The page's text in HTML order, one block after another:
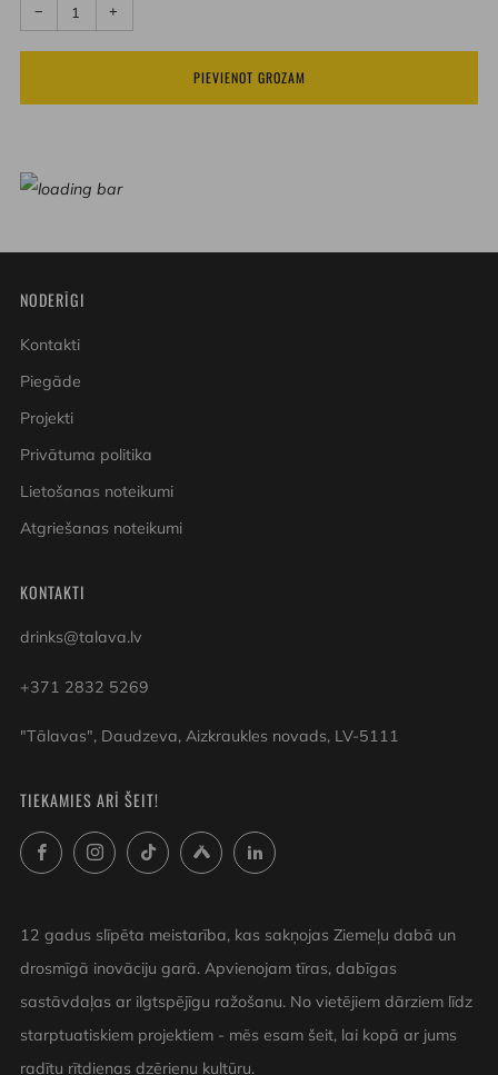
− Samazināt+
PIEVIENOT GROZAM
NODERĪGI
Kontakti
Piegāde
Projekti
Privātuma politika
Lietošanas noteikumi
Atgriešanas noteikumi
KONTAKTI
drinks@talava.lv
+371 2832 5269
"Tālavas", Daudzeva, Aizkraukles novads, LV-5111
TIEKAMIES ARĪ ŠEIT!
FacebookInstagramTikTokUntappdLinkedIn
12 gadus slīpēta meistarība, kas sakņojas Ziemeļu dabā un
drosmīgā inovāciju garā. Apvienojam tīras, dabīgas
sastāvdaļas ar ilgtspējīgu ražošanu. No vietējiem dārziem līdz
starptuatiskiem projektiem - mēs esam šeit, lai kopā ar jums
radītu rītdienas dzērienu kultūru.